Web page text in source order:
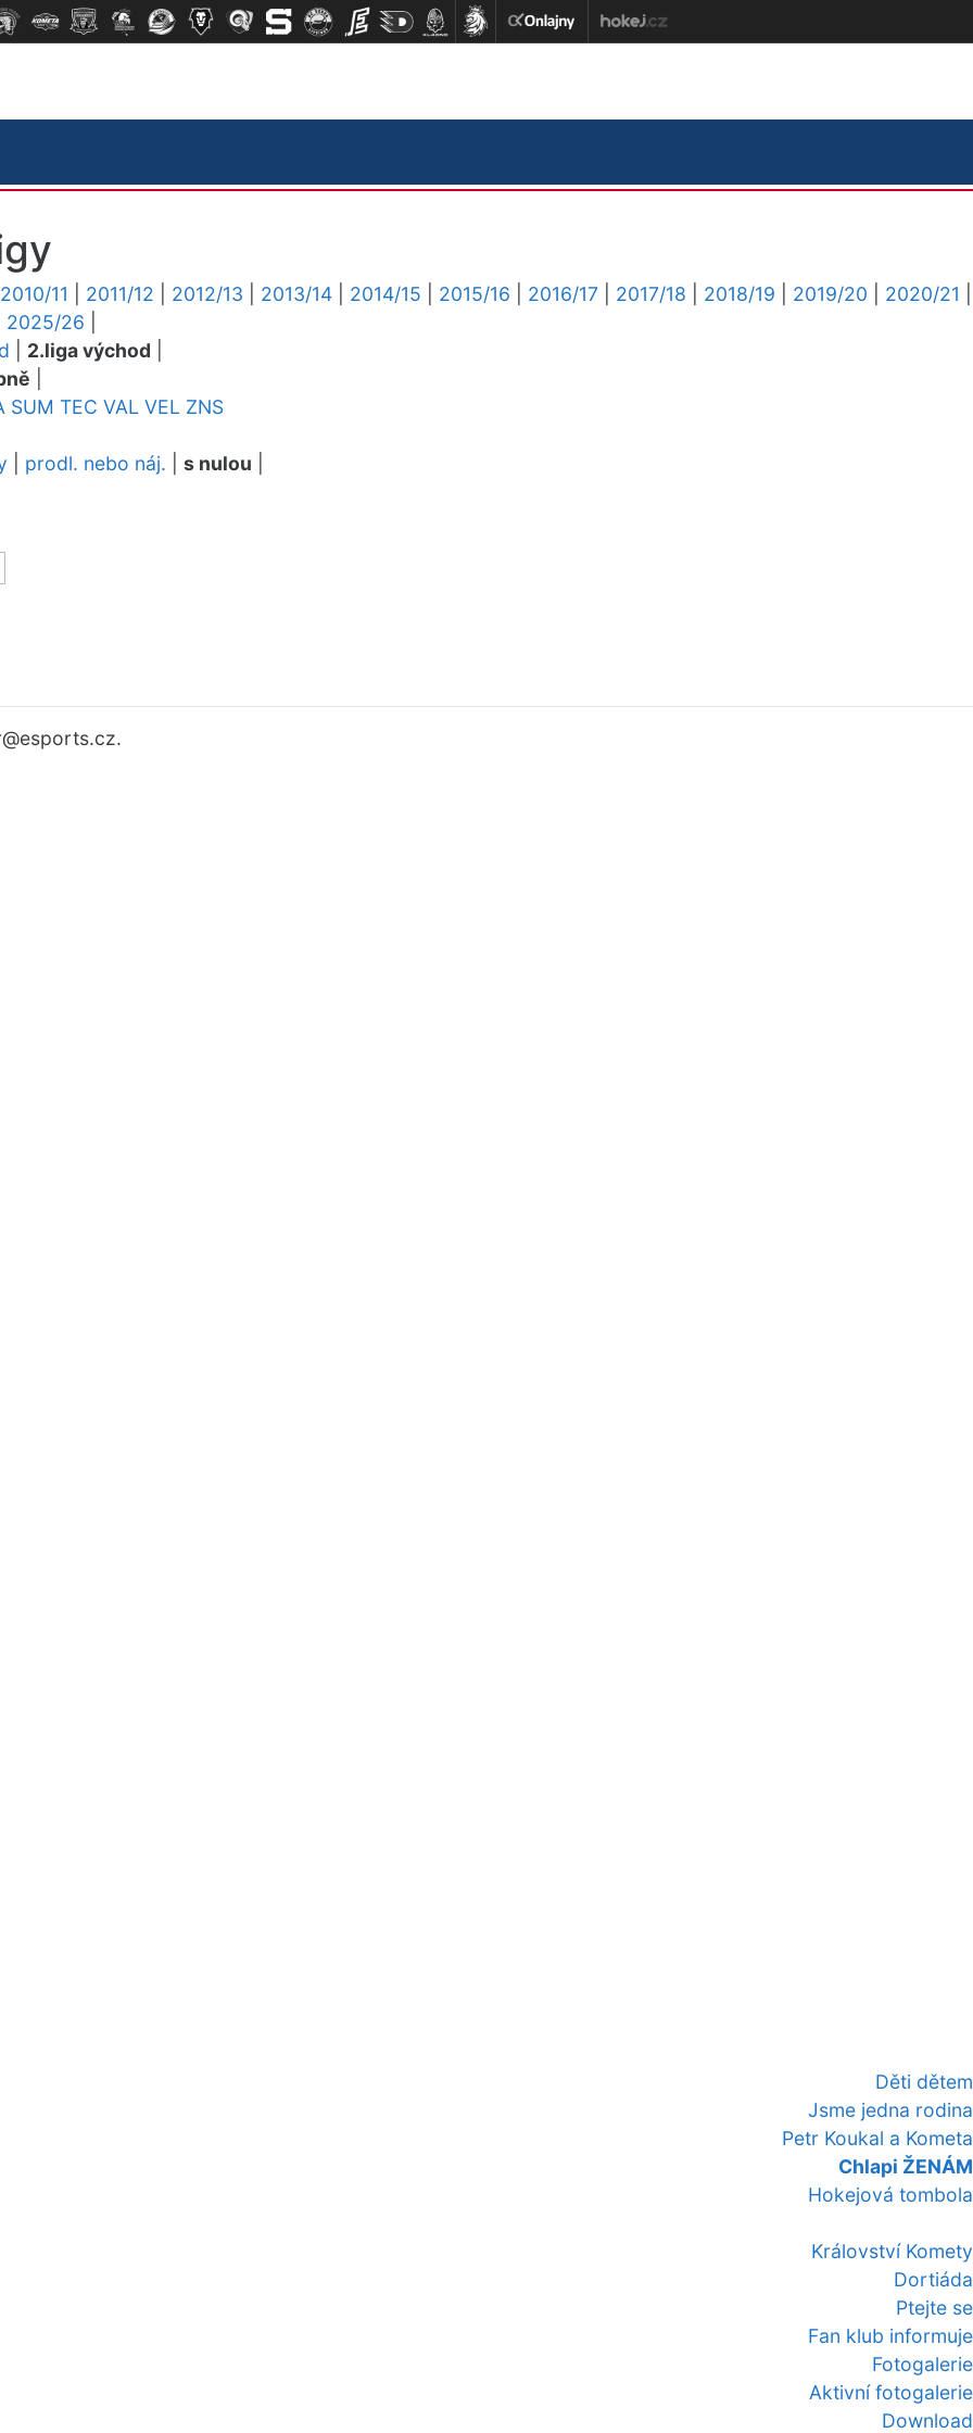
Děti dětem
Jsme jedna rodina
Petr Koukal a Kometa
Chlapi ŽENÁM
Hokejová tombola
Království Komety
Dortiáda
Ptejte se
Fan klub informuje
Fotogalerie
Aktivní fotogalerie
Download
2010/11 2011/12 2012/13 2013/14 2014/15 2015/16 2016/17 2017/18 2018/19 2019/20 2020/21
2025/26
2.liga východ
SUM TEC VAL VEL ZNS
prodl. nebo náj. s nulou
@esports.cz.